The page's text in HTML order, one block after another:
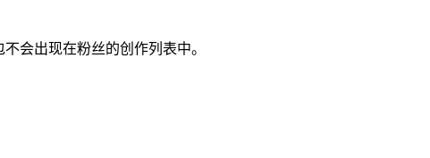
会出现在粉丝的创作列表中。